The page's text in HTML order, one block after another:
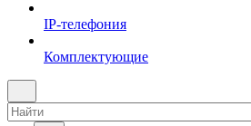
IP-телефония
Комплектующие